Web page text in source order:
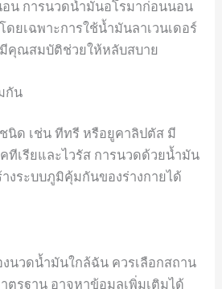
น การนวดน้ำมันอโรมาก่อนนอน
ดยเฉพาะการใช้น้ำมันลาเวนเดอร์
คุณสมบัติช่วยให้หลับสบาย
กัน
นิด เช่น ทีทรี หรือยูคาลิปตัส มี
เรียและไวรัส การนวดด้วยน้ำมัน
งระบบภูมิคุ้มกันของร่างกายได้
นวดน้ำมันใกล้ฉัน ควรเลือกสถาน
ตรฐาน อาจหาข้อมูลเพิ่มเติมได้